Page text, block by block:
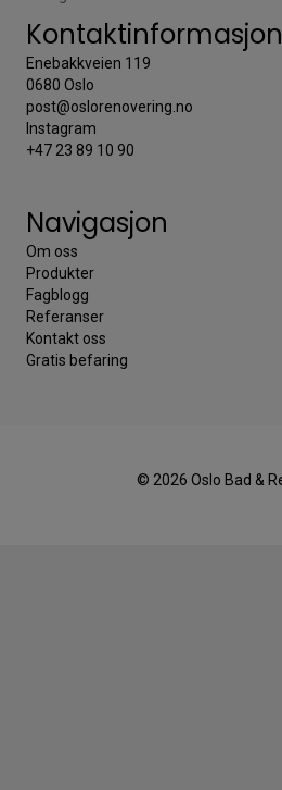
Kontaktinformasjon
Enebakkveien 119
0680 Oslo
post@oslorenovering.no
Instagram
+47 23 89 10 90
Navigasjon
Om oss
Produkter
Fagblogg
Referanser
Kontakt oss
Gratis befaring
© 2026 Oslo Bad &